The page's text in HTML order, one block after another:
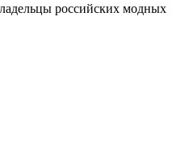
российских модных